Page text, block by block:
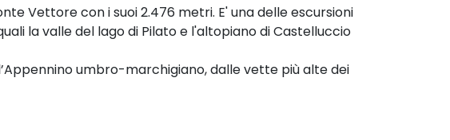
Vettore con i suoi 2.476 metri. E' una delle escursioni
la valle del lago di Pilato e l'altopiano di Castelluccio
umbro-marchigiano, dalle vette più alte dei